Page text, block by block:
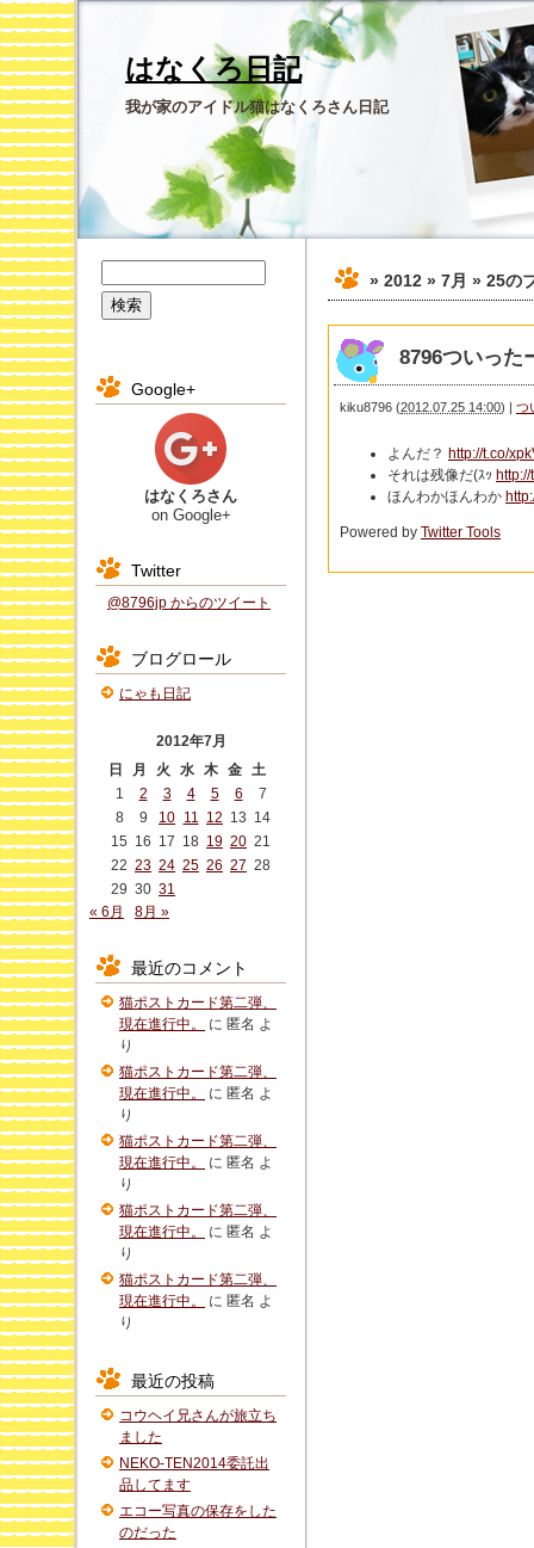
はなくろ日記
我が家のアイドル猫はなくろさん日記
» 2012 » 7月 » 25の
8796ついった
kiku8796 (2012.07.25 14:00) | つ
よんだ？ http://t.co/
それは残像だ(ｽｯ
ほんわかほんわか
Powered by Twitter Tools
Google+
はなくろさん
on Google+
Twitter
@8796jp からのツイート
ブログロール
にゃも日記
2012年7月
日
月 火 水 木 金 土
1
2 3 4 5 6
7
8
9 10 11 12 13 14
15 16 17 18 19 20 21
22 23 24 25 26 27 28
29 30 31
« 6月
8月 »
最近のコメント
猫ポストカード第二弾、
現在進行中。
に 匿名 よ
り
猫ポストカード第二弾、
現在進行中。
に 匿名 よ
り
猫ポストカード第二弾、
現在進行中。
に 匿名 よ
り
猫ポストカード第二弾、
現在進行中。
に 匿名 よ
り
猫ポストカード第二弾、
現在進行中。
に 匿名 よ
り
最近の投稿
コウヘイ兄さんが旅立ち
ました
NEKO-TEN2014委託出
品してます
エコー写真の保存をした
のだった